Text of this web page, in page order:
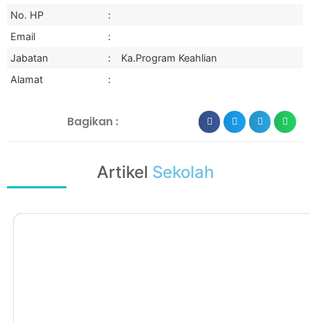
No. HP
:
Email
:
Jabatan
:
Ka.Program Keahlian
Alamat
:
Bagikan :
Artikel Sekolah